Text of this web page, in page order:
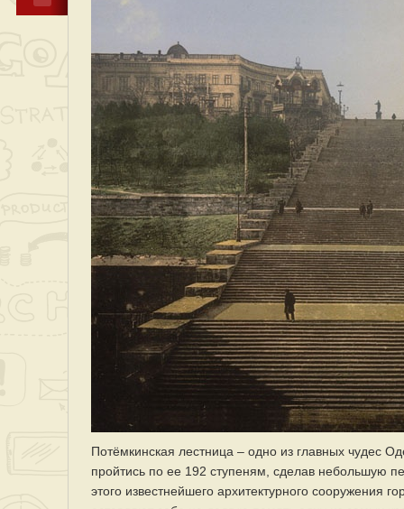
Потёмкинская лестница – одно из главных чудес
пройтись по ее 192 ступеням, сделав небольшую
этого известнейшего архитектурного сооружения